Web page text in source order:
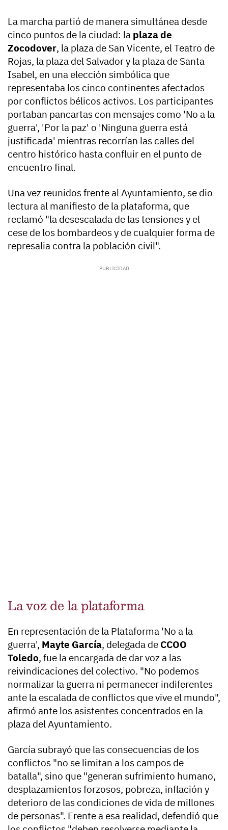
La marcha partió de manera simultánea desde
cinco puntos de la ciudad: la plaza de
Zocodover, la plaza de San Vicente, el Teatro de
Rojas, la plaza del Salvador y la plaza de Santa
Isabel, en una elección simbólica que
representaba los cinco continentes afectados
por conflictos bélicos activos. Los participantes
portaban pancartas con mensajes como 'No a la
guerra', 'Por la paz' o 'Ninguna guerra está
justificada' mientras recorrían las calles del
centro histórico hasta confluir en el punto de
encuentro final.
Una vez reunidos frente al Ayuntamiento, se dio
lectura al manifiesto de la plataforma, que
reclamó "la desescalada de las tensiones y el
cese de los bombardeos y de cualquier forma de
represalia contra la población civil".
La voz de la plataforma
En representación de la Plataforma 'No a la
guerra', Mayte García, delegada de CCOO
Toledo, fue la encargada de dar voz a las
reivindicaciones del colectivo. "No podemos
normalizar la guerra ni permanecer indiferentes
ante la escalada de conflictos que vive el mundo",
afirmó ante los asistentes concentrados en la
plaza del Ayuntamiento.
García subrayó que las consecuencias de los
conflictos "no se limitan a los campos de
batalla", sino que "generan sufrimiento humano,
desplazamientos forzosos, pobreza, inflación y
deterioro de las condiciones de vida de millones
de personas". Frente a esa realidad, defendió que